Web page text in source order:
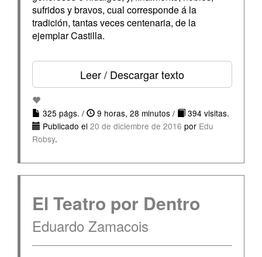
sufridos y bravos, cual corresponde á la
tradición, tantas veces centenaria, de la
ejemplar Castilla.
Leer / Descargar texto
325 págs. / 9 horas, 28 minutos /
394 visitas.
Publicado el 20 de diciembre de 2016 por Edu
Robsy.
El Teatro por Dentro
Eduardo Zamacois